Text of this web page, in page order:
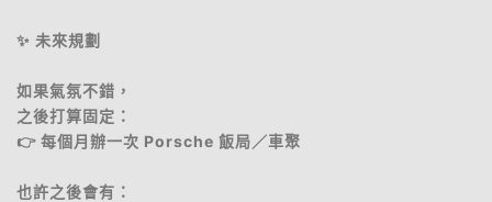
✨ 未來規劃
如果氣氛不錯，
之後打算固定：
👉 每個月辦一次 Porsche 飯局／車聚
也許之後會有：